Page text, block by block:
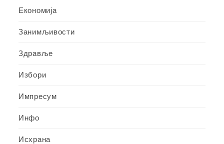
Економија
Занимљивости
Здравље
Избори
Импресум
Инфо
Исхрана